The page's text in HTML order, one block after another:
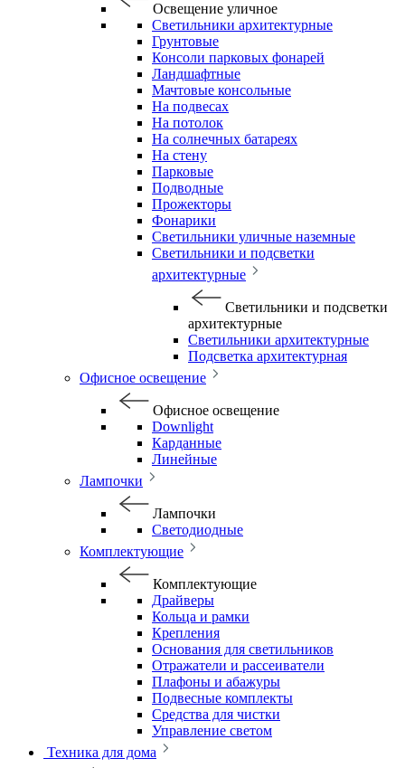
Освещение уличное
Светильники архитектурные
Грунтовые
Консоли парковых фонарей
Ландшафтные
Мачтовые консольные
На подвесах
На потолок
На солнечных батареях
На стену
Парковые
Подводные
Прожекторы
Фонарики
Светильники уличные наземные
Светильники и подсветки
архитектурные
Светильники и подсветки
архитектурные
Светильники архитектурные
Подсветка архитектурная
Офисное освещение
Офисное освещение
Downlight
Карданные
Линейные
Лампочки
Лампочки
Светодиодные
Комплектующие
Комплектующие
Драйверы
Кольца и рамки
Крепления
Основания для светильников
Отражатели и рассеиватели
Плафоны и абажуры
Подвесные комплекты
Средства для чистки
Управление светом
Техника для дома